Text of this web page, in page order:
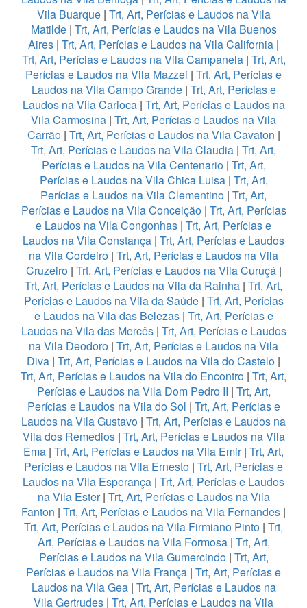
Vila Buarque| Trt, Art, Perícias e Laudos na Vila
Matilde| Trt, Art, Perícias e Laudos na Vila Buenos
Aires | Trt, Art, Perícias e Laudos na Vila California |
Trt, Art, Perícias e Laudos na Vila Campanela| Trt, Art,
Perícias e Laudos na Vila Mazzei | Trt, Art, Perícias e
Laudos na Vila Campo Grande| Trt, Art, Perícias e
Laudos na Vila Carioca| Trt, Art, Perícias e Laudos na
Vila Carmosina | Trt, Art, Perícias e Laudos na Vila
Carrão| Trt, Art, Perícias e Laudos na Vila Cavaton |
Trt, Art, Perícias e Laudos na Vila Claudia | Trt, Art,
Perícias e Laudos na Vila Centenario| Trt, Art,
Perícias e Laudos na Vila Chica Luisa | Trt, Art,
Perícias e Laudos na Vila Clementino | Trt, Art,
Perícias e Laudos na Vila Conceição| Trt, Art, Perícias
e Laudos na Vila Congonhas | Trt, Art, Perícias e
Laudos na Vila Constança | Trt, Art, Perícias e Laudos
na Vila Cordeiro | Trt, Art, Perícias e Laudos na Vila
Cruzeiro | Trt, Art, Perícias e Laudos na Vila Curuçá |
Trt, Art, Perícias e Laudos na Vila da Rainha | Trt, Art,
Perícias e Laudos na Vila da Saúde| Trt, Art, Perícias
e Laudos na Vila das Belezas| Trt, Art, Perícias e
Laudos na Vila das Mercês| Trt, Art, Perícias e Laudos
na Vila Deodoro | Trt, Art, Perícias e Laudos na Vila
Diva | Trt, Art, Perícias e Laudos na Vila do Castelo |
Trt, Art, Perícias e Laudos na Vila do Encontro | Trt, Art,
Perícias e Laudos na Vila Dom Pedro II | Trt, Art,
Perícias e Laudos na Vila do Sol | Trt, Art, Perícias e
Laudos na Vila Gustavo | Trt, Art, Perícias e Laudos na
Vila dos Remedios| Trt, Art, Perícias e Laudos na Vila
Ema | Trt, Art, Perícias e Laudos na Vila Emir| Trt, Art,
Perícias e Laudos na Vila Ernesto | Trt, Art, Perícias e
Laudos na Vila Esperança | Trt, Art, Perícias e Laudos
na Vila Ester| Trt, Art, Perícias e Laudos na Vila
Fanton | Trt, Art, Perícias e Laudos na Vila Fernandes |
Trt, Art, Perícias e Laudos na Vila Firmiano Pinto | Trt,
Art, Perícias e Laudos na Vila Formosa| Trt, Art,
Perícias e Laudos na Vila Gumercindo| Trt, Art,
Perícias e Laudos na Vila França | Trt, Art, Perícias e
Laudos na Vila Gea| Trt, Art, Perícias e Laudos na
Vila Gertrudes | Trt, Art, Perícias e Laudos na Vila